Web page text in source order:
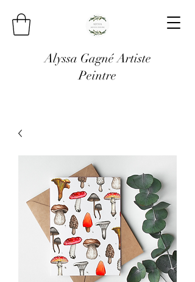
Alyssa Gagné Artiste
Peintre